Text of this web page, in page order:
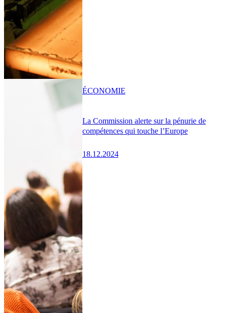
La Commission alerte sur la pénurie de
compétences qui touche l’Europe
18.12.2024
ÉCONOMIE